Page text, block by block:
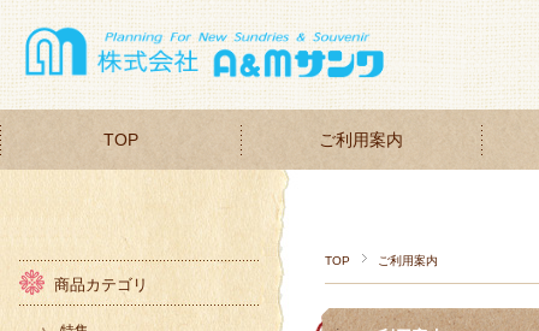
TOP ご利用案内
TOP ご利用案内
商品カテゴリ